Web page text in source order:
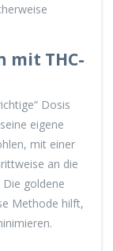
THC-
Dosis
eigene
mit einer
an die
goldene
Methode hilft,